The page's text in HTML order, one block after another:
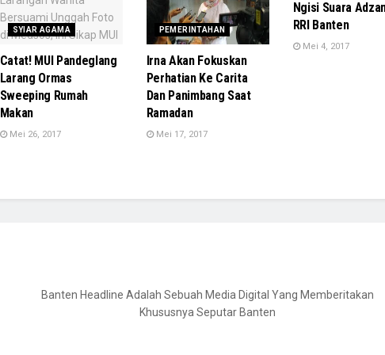
SYIAR AGAMA
Catat! MUI Pandeglang
Larang Ormas
Sweeping Rumah
Makan
Mei 26, 2017
PEMERINTAHAN
Irna Akan Fokuskan
Perhatian Ke Carita
Dan Panimbang Saat
Ramadan
Mei 17, 2017
Ngisi Suara
RRI Banten
Mei 4, 2017
Banten Headline Adalah Sebuah Media Digital Yang Memberitakan
Khususnya Seputar Banten